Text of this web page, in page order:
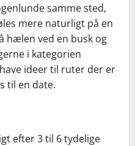
samme sted,
mere naturligt på en
hælen ved en busk og
i kategorien
ideer til ruter der er
til en date.
efter 3 til 6 tydelige